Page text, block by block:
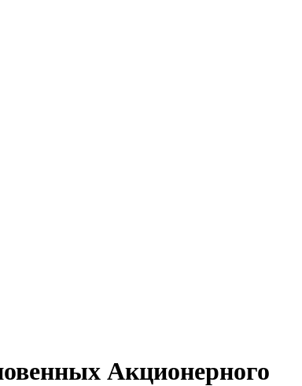
Акционерного